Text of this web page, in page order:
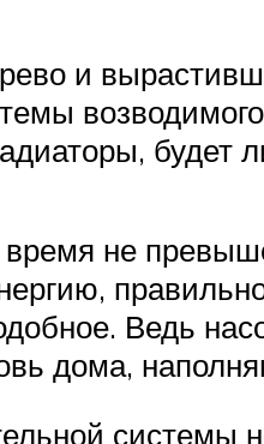
и
будет
не
Ведь
дома,
системы